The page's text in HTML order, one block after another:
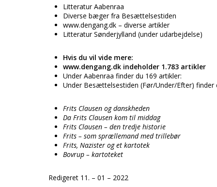
Litteratur Aabenraa
Diverse bæger fra Besættelsestiden
www.dengang.dk – diverse artikler
Litteratur Sønderjylland (under udarbejdelse)
Hvis du vil vide mere:
www.dengang.dk indeholder 1.783 artikler
Under Aabenraa finder du 169 artikler:
Under Besættelsestiden (Før/Under/Efter) finder
Frits Clausen og danskheden
Da Frits Clausen kom til middag
Frits Clausen – den tredje historie
Frits – som sprællemand med trillebør
Frits, Nazister og et kartotek
Bovrup – kartoteket
Redigeret 11. – 01 – 2022